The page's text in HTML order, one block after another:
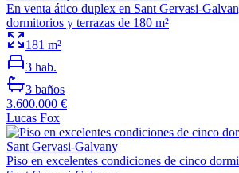
En venta ático duplex en Sant Gervasi-
dormitorios y terrazas de 180 m²
181 m²
3 hab.
3 baños
3.600.000 €
Lucas Fox
Piso en excelentes condiciones de cinco